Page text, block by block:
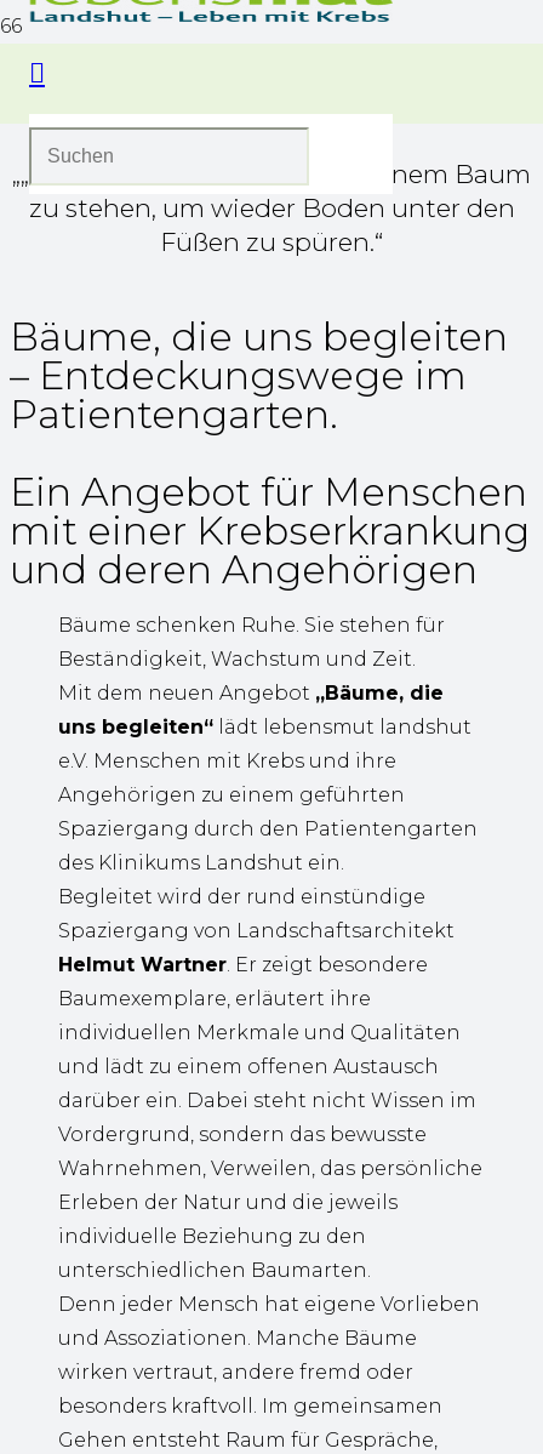
„„Manchmal reicht es, neben einem Baum
zu stehen, um wieder Boden unter den
Füßen zu spüren.“
Bäume, die uns begleiten
– Entdeckungswege im
Patientengarten.
Ein Angebot für Menschen
mit einer Krebserkrankung
und deren Angehörigen
Bäume schenken Ruhe. Sie stehen für
Beständigkeit, Wachstum und Zeit.
Mit dem neuen Angebot „Bäume, die
uns begleiten“ lädt lebensmut landshut
e.V. Menschen mit Krebs und ihre
Angehörigen zu einem geführten
Spaziergang durch den Patientengarten
des Klinikums Landshut ein.
Begleitet wird der rund einstündige
Spaziergang von Landschaftsarchitekt
Helmut Wartner. Er zeigt besondere
Baumexemplare, erläutert ihre
individuellen Merkmale und Qualitäten
und lädt zu einem offenen Austausch
darüber ein. Dabei steht nicht Wissen im
Vordergrund, sondern das bewusste
Wahrnehmen, Verweilen, das persönliche
Erleben der Natur und die jeweils
individuelle Beziehung zu den
unterschiedlichen Baumarten.
Denn jeder Mensch hat eigene Vorlieben
und Assoziationen. Manche Bäume
wirken vertraut, andere fremd oder
besonders kraftvoll. Im gemeinsamen
Gehen entsteht Raum für Gespräche,